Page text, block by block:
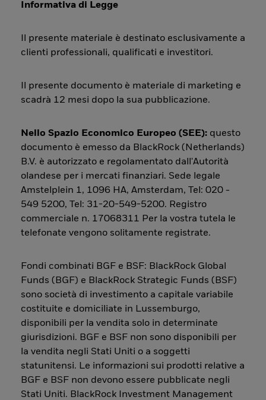
Informativa di Legge
Il presente materiale è destinato esclusivamente a
clienti professionali, qualificati e investitori.
Il presente documento è materiale di marketing e
scadrà 12 mesi dopo la sua pubblicazione.
Nello Spazio Economico Europeo (SEE): questo
documento è emesso da BlackRock (Netherlands)
B.V. è autorizzato e regolamentato dall'Autorità
olandese per i mercati finanziari. Sede legale
Amstelplein 1, 1096 HA, Amsterdam, Tel: 020 -
549 5200, Tel: 31-20-549-5200. Registro
commerciale n. 17068311 Per la vostra tutela le
telefonate vengono solitamente registrate.
Fondi combinati BGF e BSF: BlackRock Global
Funds (BGF) e BlackRock Strategic Funds (BSF)
sono società di investimento a capitale variabile
costituite e domiciliate in Lussemburgo,
disponibili per la vendita solo in determinate
giurisdizioni. BGF e BSF non sono disponibili per
la vendita negli Stati Uniti o a soggetti
statunitensi. Le informazioni sui prodotti relative a
BGF e BSF non devono essere pubblicate negli
Stati Uniti. BlackRock Investment Management